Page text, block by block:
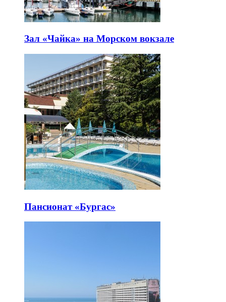
Зал «Чайка» на Морском вокзале
Пансионат «Бургас»